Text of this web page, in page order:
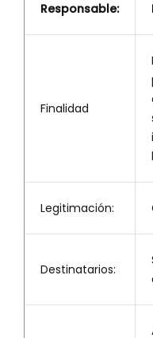
Responsable:
Finalidad
Legitimación:
Destinatarios: